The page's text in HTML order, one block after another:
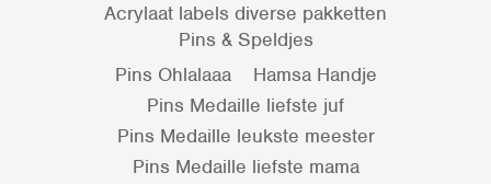
Acrylaat labels diverse pakketten
Pins & Speldjes
Pins Ohlalaaa
Hamsa Handje
Pins Medaille liefste juf
Pins Medaille leukste meester
Pins Medaille liefste mama